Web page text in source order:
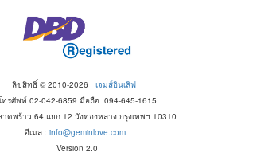
ลิขสิทธิ์ © 2010-2026 เจมส์อินเลิฟ
ทรศัพท์ 02-042-6859 มือถือ 094-645-1615
ดพร้าว 64 แยก 12 วังทองหลาง กรุงเทพฯ 10310
อีเมล : info@geminlove.com
Version 2.0